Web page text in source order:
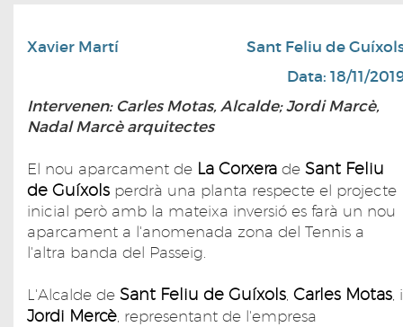
Xavier Martí
Sant Feliu de
Data: 18/11/
Intervenen: Carles Motas, Alcalde; Jordi Marcè,
Nadal Marcè arquitectes
El nou aparcament de La Corxera de Sant Feliu
de Guíxols perdrà una planta respecte el projecte
inicial però amb la mateixa inversió es farà un nou
aparcament a l'anomenada zona del Tennis a
l'altra banda del Passeig.
L'Alcalde de Sant Feliu de Guíxols, Carles Motas, i
Jordi Mercè, representant de l'empresa